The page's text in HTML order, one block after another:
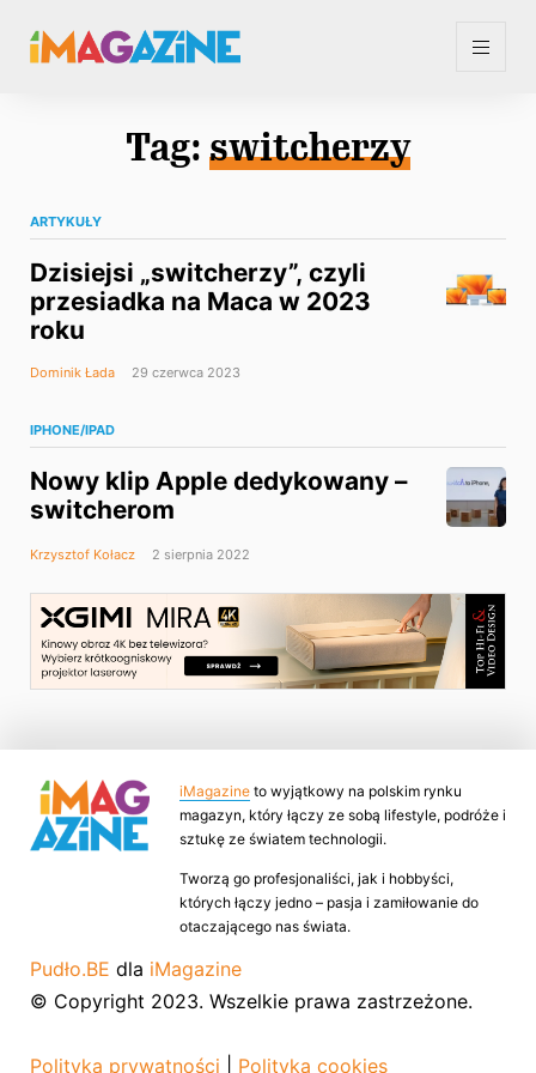
Tag: switcherzy
ARTYKUŁY
Dzisiejsi „switcherzy”, czyli
przesiadka na Maca w 2023
roku
Dominik Łada 29 czerwca 2023
IPHONE/IPAD
Nowy klip Apple dedykowany –
switcherom
Krzysztof Kołacz 2 sierpnia 2022
iMagazine to wyjątkowy na polskim rynku
magazyn, który łączy ze sobą lifestyle, podróże i
sztukę ze światem technologii.
Tworzą go profesjonaliści, jak i hobbyści,
których łączy jedno – pasja i zamiłowanie do
otaczającego nas świata.
Pudło.BE dla iMagazine
© Copyright 2023. Wszelkie prawa zastrzeżone.
Polityka prywatności Polityka cookies